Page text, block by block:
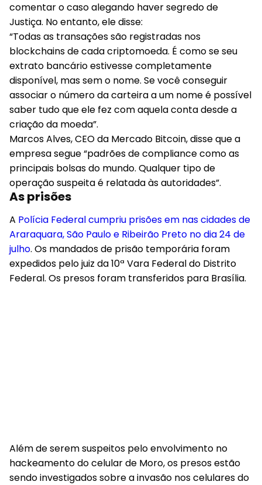
comentar o caso alegando haver segredo de
Justiça. No entanto, ele disse:
“Todas as transações são registradas nos
blockchains de cada criptomoeda. É como se seu
extrato bancário estivesse completamente
disponível, mas sem o nome. Se você conseguir
associar o número da carteira a um nome é possível
saber tudo que ele fez com aquela conta desde a
criação da moeda”.
Marcos Alves, CEO da Mercado Bitcoin, disse que a
empresa segue “padrões de compliance como as
principais bolsas do mundo. Qualquer tipo de
operação suspeita é relatada às autoridades”.
As prisões
A Polícia Federal cumpriu prisões em nas cidades de
Araraquara, São Paulo e Ribeirão Preto no dia 24 de
julho. Os mandados de prisão temporária foram
expedidos pelo juiz da 10ª Vara Federal do Distrito
Federal. Os presos foram transferidos para Brasília.
Além de serem suspeitos pelo envolvimento no
hackeamento do celular de Moro, os presos estão
sendo investigados sobre a invasão nos celulares do